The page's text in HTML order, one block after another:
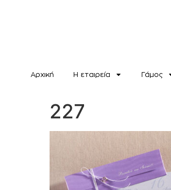
Αρχική H εταιρεία Γάμος
227